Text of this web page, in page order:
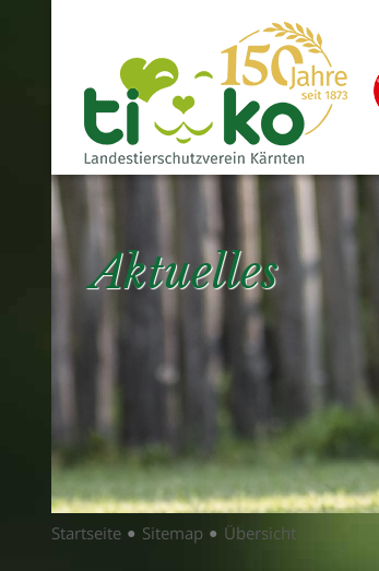
Aktuelles
Startseite ● Sitemap ● Übersicht